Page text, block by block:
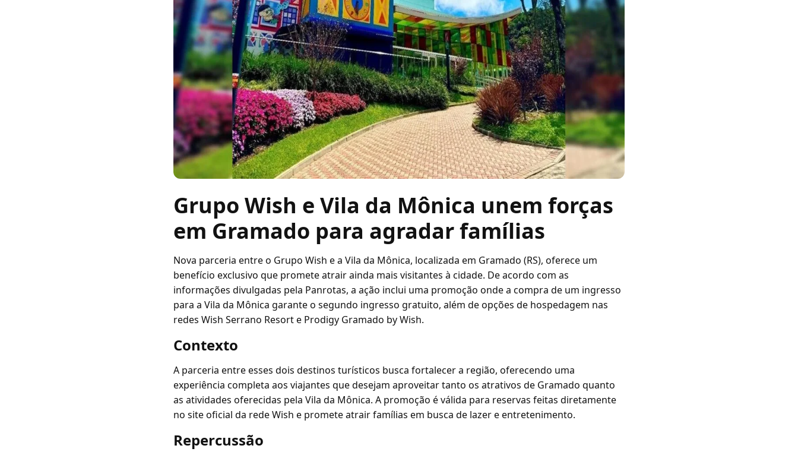
Grupo Wish e Vila da Mônica unem forças
em Gramado para agradar famílias
Nova parceria entre o Grupo Wish e a Vila da Mônica, localizada em Gramado (RS), oferece um
benefício exclusivo que promete atrair ainda mais visitantes à cidade. De acordo com as
informações divulgadas pela Panrotas, a ação inclui uma promoção onde a compra de um ingresso
para a Vila da Mônica garante o segundo ingresso gratuito, além de opções de hospedagem nas
redes Wish Serrano Resort e Prodigy Gramado by Wish.
Contexto
A parceria entre esses dois destinos turísticos busca fortalecer a região, oferecendo uma
experiência completa aos viajantes que desejam aproveitar tanto os atrativos de Gramado quanto
as atividades oferecidas pela Vila da Mônica. A promoção é válida para reservas feitas diretamente
no site oficial da rede Wish e promete atrair famílias em busca de lazer e entretenimento.
Repercussão